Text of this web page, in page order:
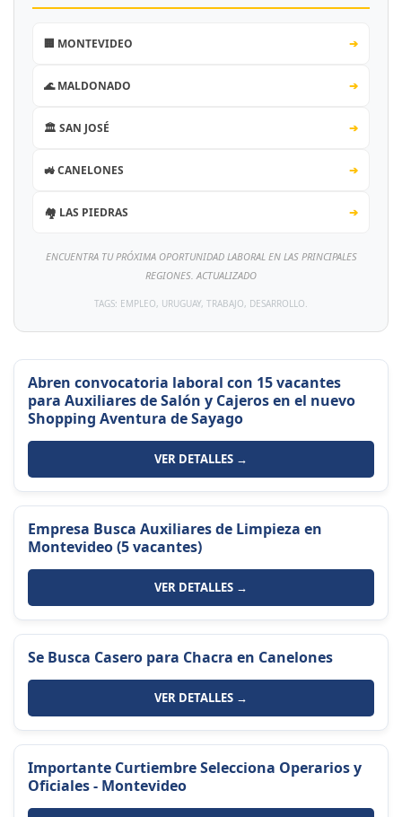
🏢 MONTEVIDEO ➔
🌊 MALDONADO ➔
🏛️ SAN JOSÉ ➔
🚜 CANELONES ➔
🏘️ LAS PIEDRAS ➔
ENCUENTRA TU PRÓXIMA OPORTUNIDAD LABORAL EN LAS PRINCIPALES
REGIONES. ACTUALIZADO
TAGS: EMPLEO, URUGUAY, TRABAJO, DESARROLLO.
Abren convocatoria laboral con 15 vacantes
para Auxiliares de Salón y Cajeros en el nuevo
Shopping Aventura de Sayago
VER DETALLES →
Empresa Busca Auxiliares de Limpieza en
Montevideo (5 vacantes)
VER DETALLES →
Se Busca Casero para Chacra en Canelones
VER DETALLES →
Importante Curtiembre Selecciona Operarios y
Oficiales - Montevideo